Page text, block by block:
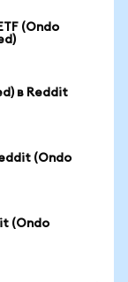
(Ondo
в Reddit
(Ondo
(Ondo